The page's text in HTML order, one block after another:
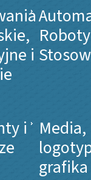
i
i Media,
grafika